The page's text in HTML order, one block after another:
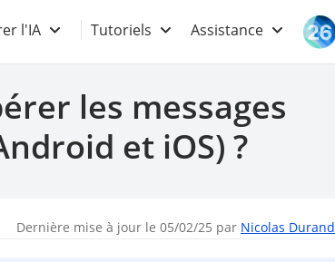
l'IA Tutoriels Assistance
les messages
et iOS) ?
Dernière mise à jour le 05/02/25 par Nicolas Durand